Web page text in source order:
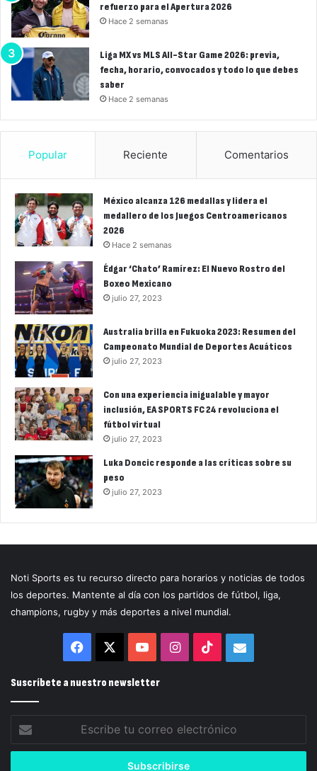
refuerzo para el Apertura 2026
Hace 2 semanas
Liga MX vs MLS All-Star Game 2026: previa,
fecha, horario, convocados y todo lo que debes
saber
Hace 2 semanas
Popular Reciente Comentarios
México alcanza 126 medallas y lidera el
medallero de los Juegos Centroamericanos
2026
Hace 2 semanas
Édgar ‘Chato’ Ramírez: El Nuevo Rostro del
Boxeo Mexicano
julio 27, 2023
Australia brilla en Fukuoka 2023: Resumen del
Campeonato Mundial de Deportes Acuáticos
julio 27, 2023
Con una experiencia inigualable y mayor
inclusión, EA SPORTS FC 24 revoluciona el
fútbol virtual
julio 27, 2023
Luka Doncic responde a las críticas sobre su
peso
julio 27, 2023
Noti Sports es tu recurso directo para horarios y noticias de todos
los deportes. Mantente al día con los partidos de fútbol, liga,
champions, rugby y más deportes a nivel mundial.
Facebook YouTubeInstagram
TikTok
Suscríbete a nuestro newsletter
Escribe
tu
correo